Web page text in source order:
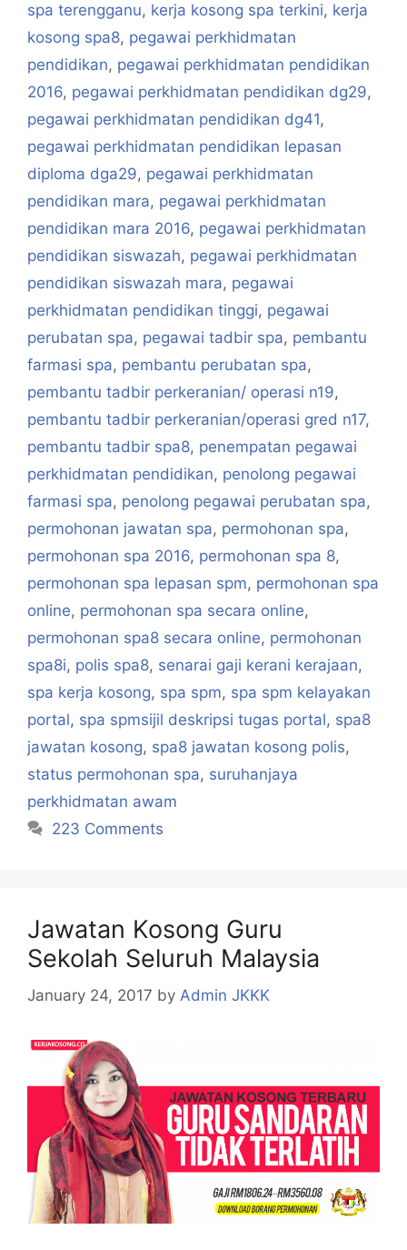
spa terengganu, kerja kosong spa terkini, kerja
kosong spa8, pegawai perkhidmatan
pendidikan, pegawai perkhidmatan pendidikan
2016, pegawai perkhidmatan pendidikan dg29,
pegawai perkhidmatan pendidikan dg41,
pegawai perkhidmatan pendidikan lepasan
diploma dga29, pegawai perkhidmatan
pendidikan mara, pegawai perkhidmatan
pendidikan mara 2016, pegawai perkhidmatan
pendidikan siswazah, pegawai perkhidmatan
pendidikan siswazah mara, pegawai
perkhidmatan pendidikan tinggi, pegawai
perubatan spa, pegawai tadbir spa, pembantu
farmasi spa, pembantu perubatan spa,
pembantu tadbir perkeranian/ operasi n19,
pembantu tadbir perkeranian/operasi gred n17,
pembantu tadbir spa8, penempatan pegawai
perkhidmatan pendidikan, penolong pegawai
farmasi spa, penolong pegawai perubatan spa,
permohonan jawatan spa, permohonan spa,
permohonan spa 2016, permohonan spa 8,
permohonan spa lepasan spm, permohonan spa
online, permohonan spa secara online,
permohonan spa8 secara online, permohonan
spa8i, polis spa8, senarai gaji kerani kerajaan,
spa kerja kosong, spa spm, spa spm kelayakan
portal, spa spmsijil deskripsi tugas portal, spa8
jawatan kosong, spa8 jawatan kosong polis,
status permohonan spa, suruhanjaya
perkhidmatan awam
223 Comments
Jawatan Kosong Guru
Sekolah Seluruh Malaysia
January 24, 2017 by Admin JKKK